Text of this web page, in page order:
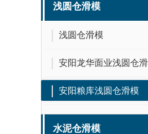
浅圆仓滑模
浅圆仓滑模
安阳龙华面业浅圆仓
安阳粮库浅圆仓滑模
水泥仓滑模